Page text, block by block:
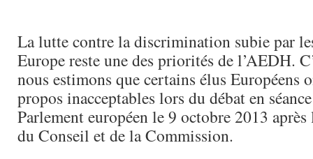
La lutte contre la discrimination subie par
Europe reste une des priorités de l’AEDH.
nous estimons que certains élus Européens
propos inacceptables lors du débat en
Parlement européen le 9 octobre 2013
du Conseil et de la Commission.